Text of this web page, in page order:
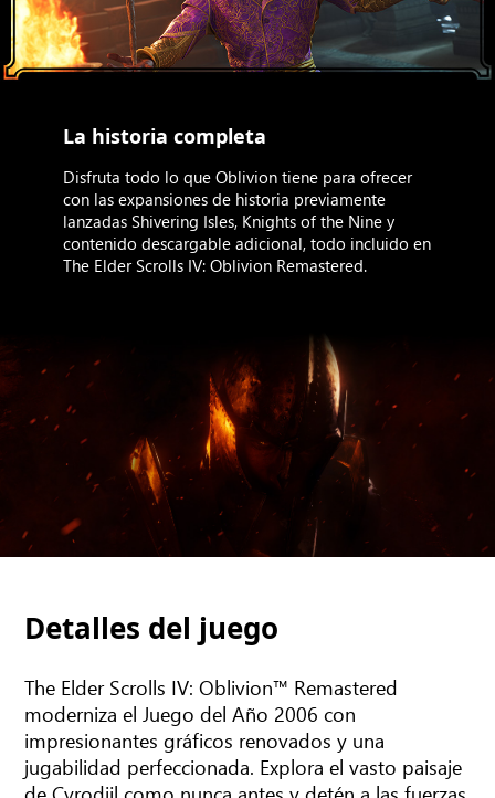
La historia completa
Disfruta todo lo que Oblivion tiene para ofrecer
con las expansiones de historia previamente
lanzadas Shivering Isles, Knights of the Nine y
contenido descargable adicional, todo incluido en
The Elder Scrolls IV: Oblivion Remastered.
Detalles del juego
The Elder Scrolls IV: Oblivion™ Remastered
moderniza el Juego del Año 2006 con
impresionantes gráficos renovados y una
jugabilidad perfeccionada. Explora el vasto paisaje